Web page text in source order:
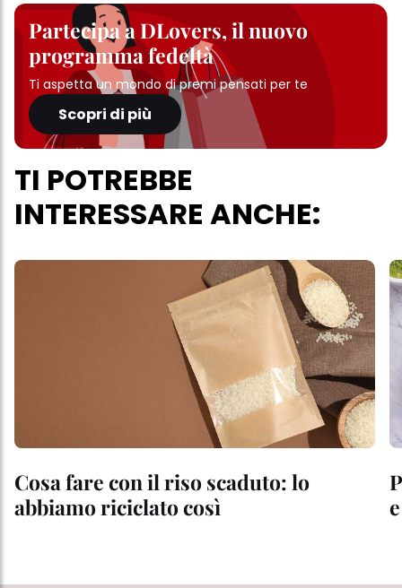
Partecipa a DLovers, il nuovo
programma fedeltà
Ti aspetta un mondo di premi pensati per te
Scopri di più
TI POTREBBE
INTERESSARE ANCHE:
Cosa fare con il riso scaduto: lo
abbiamo riciclato così